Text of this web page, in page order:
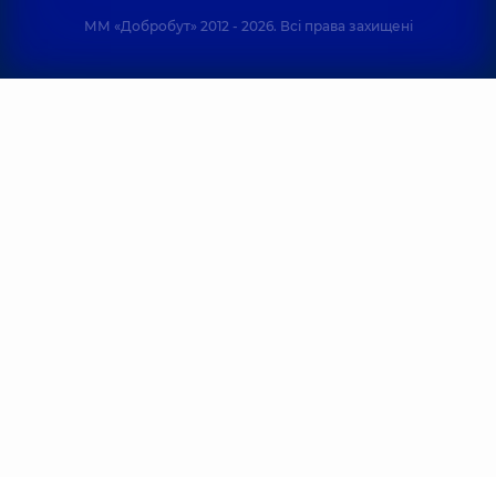
ММ «Добробут» 2012 - 2026. Всі права захищені